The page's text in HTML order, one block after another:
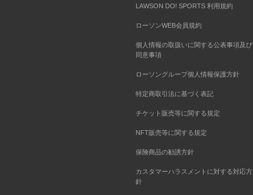
LAWSON DO! SPORTS 利用規約
ローソンWEB会員規約
個人情報の取扱いに関する公表事項及び
同意事項
ローソングループ個人情報保護方針
特定商取引法に基づく表記
チケット販売等に関する規定
NFT販売等に関する規定
保険商品の勧誘方針
カスタマーハラスメントに対する対応方
針